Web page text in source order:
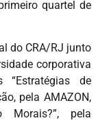
quartel de
do CRA/RJ junto
corporativa
de
pela AMAZON,
pela